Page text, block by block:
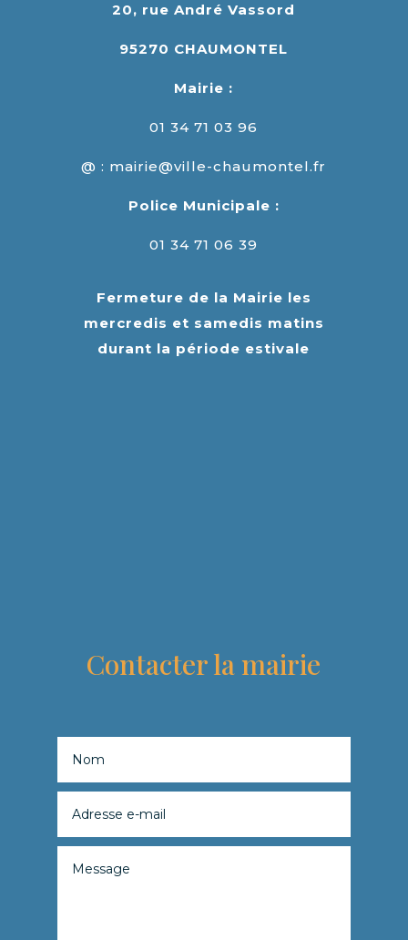
20, rue André Vassord
95270 CHAUMONTEL
Mairie :
01 34 71 03 96
@ : mairie@ville-chaumontel.fr
Police Municipale :
01 34 71 06 39
Fermeture de la Mairie les
mercredis et samedis matins
durant la période estivale
Contacter la mairie